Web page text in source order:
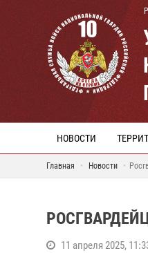
НОВОСТИ
Главная Новости
11 апреля 2025,